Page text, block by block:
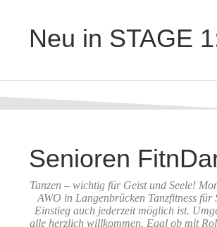
Neu in STAGE
Senioren
Tanzen – wichtig für Geist und Seele!
AWO in Langenbrücken Tanzfitness
Einstieg auch jederzeit möglich ist.
alle herzlich willkommen. Egal ob mit